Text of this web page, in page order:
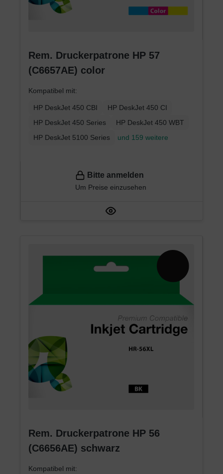
Rem. Druckerpatrone HP 57
(C6657AE) color
Kompatibel mit:
HP DeskJet 450 CBI
HP DeskJet 450 CI
HP DeskJet 450 Series
HP DeskJet 450 WBT
HP DeskJet 5100 Series
und 159 weitere
Bitte anmelden
Um Preise einzusehen
Rem. Druckerpatrone HP 56
(C6656AE) schwarz
Kompatibel mit: